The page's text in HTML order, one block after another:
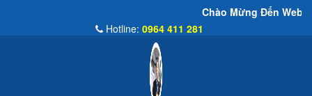
Chào Mừng Đến Website Đại Hùng Co
Hotline: 0964 411 281